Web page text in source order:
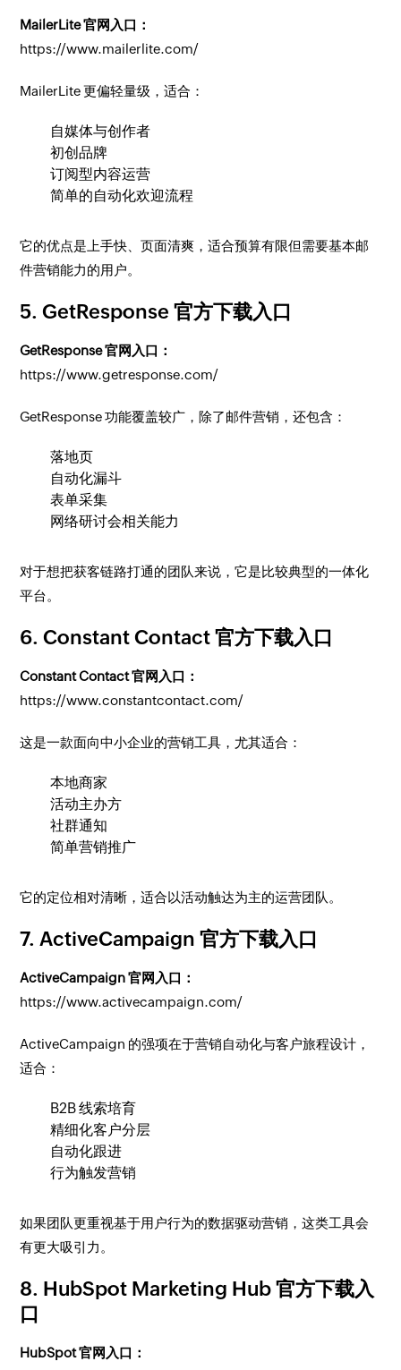
MailerLite 官网入口：
https://www.mailerlite.com/
MailerLite 更偏轻量级，适合：
自媒体与创作者
初创品牌
订阅型内容运营
简单的自动化欢迎流程
它的优点是上手快、页面清爽，适合预算有限但需要基本邮
件营销能力的用户。
5. GetResponse 官方下载入口
GetResponse 官网入口：
https://www.getresponse.com/
GetResponse 功能覆盖较广，除了邮件营销，还包含：
落地页
自动化漏斗
表单采集
网络研讨会相关能力
对于想把获客链路打通的团队来说，它是比较典型的一体化
平台。
6. Constant Contact 官方下载入口
Constant Contact 官网入口：
https://www.constantcontact.com/
这是一款面向中小企业的营销工具，尤其适合：
本地商家
活动主办方
社群通知
简单营销推广
它的定位相对清晰，适合以活动触达为主的运营团队。
7. ActiveCampaign 官方下载入口
ActiveCampaign 官网入口：
https://www.activecampaign.com/
ActiveCampaign 的强项在于营销自动化与客户旅程设计，
适合：
B2B 线索培育
精细化客户分层
自动化跟进
行为触发营销
如果团队更重视基于用户行为的数据驱动营销，这类工具会
有更大吸引力。
8. HubSpot Marketing Hub 官方下载入
口
HubSpot 官网入口：